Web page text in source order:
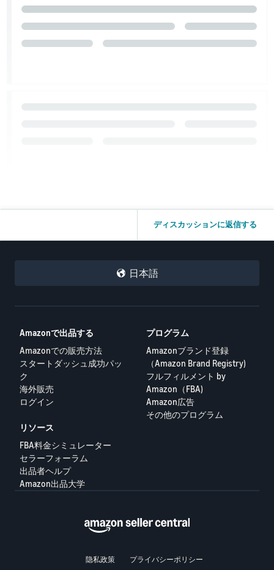
ディスカッションに返信する
日本語
Amazonで出品する
Amazonでの販売方法
スタートダッシュ成功パッ
ク
海外販売
ログイン
プログラム
Amazonブランド登録
（Amazon Brand Registry)
フルフィルメント by
Amazon（FBA)
Amazon広告
その他のプログラム
リソース
FBA料金シミュレーター
セラーフォーラム
出品者ヘルプ
Amazon出品大学
隐私政策 プライバシーポリシー